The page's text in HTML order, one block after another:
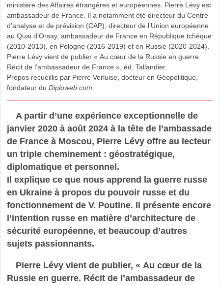
ministère des Affaires étrangères et européennes. Pierre Lévy est
ambassadeur de France. Il a notamment été directeur du Centre
d’analyse et de prévision (CAP), directeur de l’Union européenne
au Quai d’Orsay, ambassadeur de France en République tchèque
(2010-2013), en Pologne (2016-2019) et en Russie (2020-2024).
Pierre Lévy vient de publier « Au cœur de la Russie en guerre.
Récit de l’ambassadeur de France », éd. Tallandier.
Propos recueillis par Pierre Verluise, docteur en Géopolitique,
fondateur du Diploweb.com
A partir d’une expérience exceptionnelle de
janvier 2020 à août 2024 à la tête de l’ambassade
de France à Moscou, Pierre Lévy offre au lecteur
un triple cheminement : géostratégique,
diplomatique et personnel.
Il explique ce que nous apprend la guerre russe
en Ukraine à propos du pouvoir russe et du
fonctionnement de V. Poutine. Il présente encore
l’intention russe en matière d’architecture de
sécurité européenne, et beaucoup d’autres
sujets passionnants.
Pierre Lévy vient de publier, « Au cœur de la
Russie en guerre. Récit de l’ambassadeur de